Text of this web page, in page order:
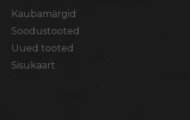
Kaubamärgid
Soodustooted
Uued tooted
Sisukaart